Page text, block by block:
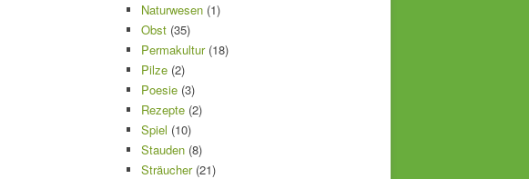
Naturwesen (1)
Obst (35)
Permakultur(18)
Pilze (2)
Poesie (3)
Rezepte (2)
Spiel (10)
Stauden (8)
Sträucher(21)